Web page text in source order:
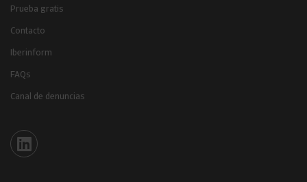
Prueba gratis
Contacto
Iberinform
FAQs
Canal de denuncias
Iberinform en Linkedin